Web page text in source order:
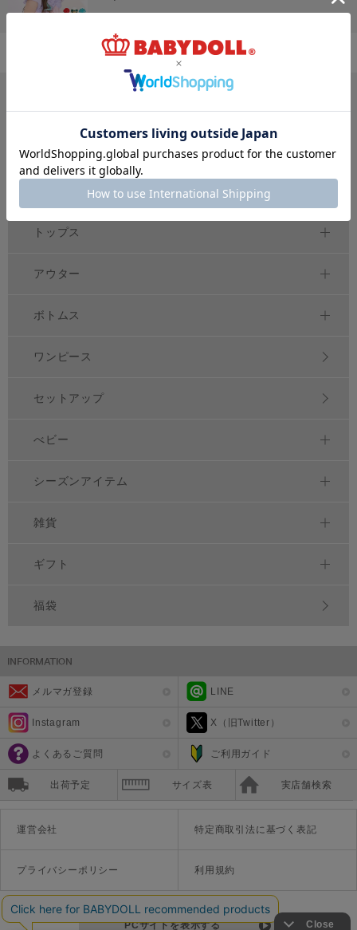
サイズ・カテゴリから探す
70cm 80 90 100 150
cm S～ XL
トップス
アウター
ボトムス
ワンピース
セットアップ
べビー
シーズンアイテム
雑貨
ギフト
福袋
メルマガ登録 LINE
Instagram X（旧Twitter）
よくあるご質問 ご利用ガイド
出荷予定 サイズ表 実店舗検索
運営会社 特定商取引法に基づく表記
プライバシーポリシー 利用規約
PCサイトを表示する